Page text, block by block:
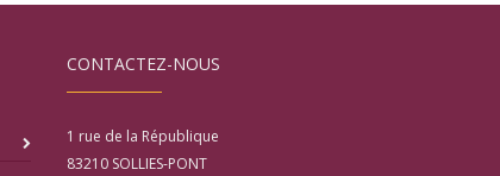
CONTACTEZ-NOUS
1 rue de la République
83210 SOLLIES-PONT